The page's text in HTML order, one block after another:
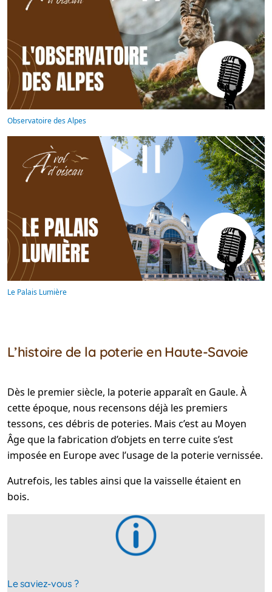
Observatoire des Alpes
Le Palais Lumière
L’histoire de la poterie en Haute-Savoie
Dès le premier siècle, la poterie apparaît en Gaule. À
cette époque, nous recensons déjà les premiers
tessons, ces débris de poteries. Mais c’est au Moyen
Âge que la fabrication d’objets en terre cuite s’est
imposée en Europe avec l’usage de la poterie vernissée.
Autrefois, les tables ainsi que la vaisselle étaient en
bois.
Le saviez-vous ?